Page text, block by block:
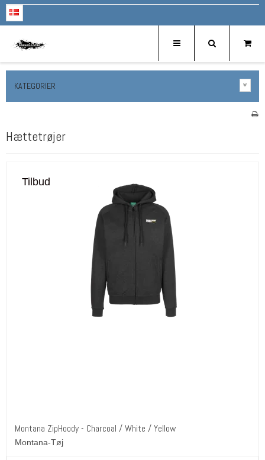
KATEGORIER
Hættetrøjer
Tilbud
Montana ZipHoody - Charcoal / White / Yellow
Montana-Tøj